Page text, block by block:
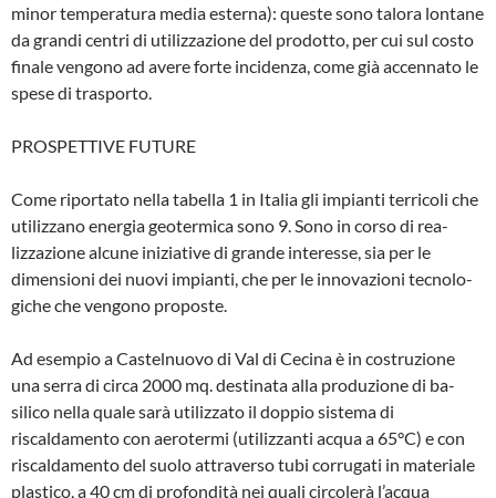
minor temperatu­ra media esterna): queste sono talora lon­tane
da grandi centri di utilizzazione del prodotto, per cui sul costo
finale vengo­no ad avere forte incidenza, come già ac­cennato le
spese di trasporto.
PROSPETTIVE FUTURE
Come riportato nella tabella 1 in Italia gli impianti terricoli che
utilizzano energia geotermica sono 9. Sono in corso di rea­
lizzazione alcune iniziative di grande in­teresse, sia per le
dimensioni dei nuovi impianti, che per le innovazioni tecnolo­
giche che vengono proposte.
Ad esempio a Castelnuovo di Val di Ce­cina è in costruzione
una serra di circa 2000 mq. destinata alla produzione di ba­
silico nella quale sarà utilizzato il doppio sistema di
riscaldamento con aerotermi (utilizzanti acqua a 65°C) e con
riscalda­mento del suolo attraverso tubi corrugati in materiale
plastico, a 40 cm di profon­dità nei quali circolerà l’acqua